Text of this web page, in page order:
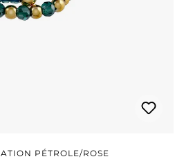
PÉTROLE/ROSE